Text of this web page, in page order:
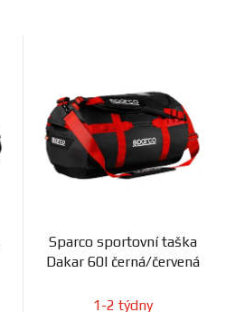
Sparco sportovní taška
Dakar 60l černá/červená
1-2 týdny